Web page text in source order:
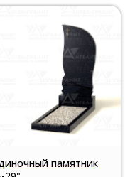
памятник